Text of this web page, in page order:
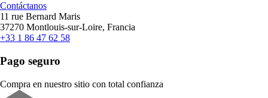
Contáctanos
11 rue Bernard Maris
37270 Montlouis-sur-Loire, Francia
+33 1 86 47 62 58
Pago seguro
Compra en nuestro sitio con total confianza